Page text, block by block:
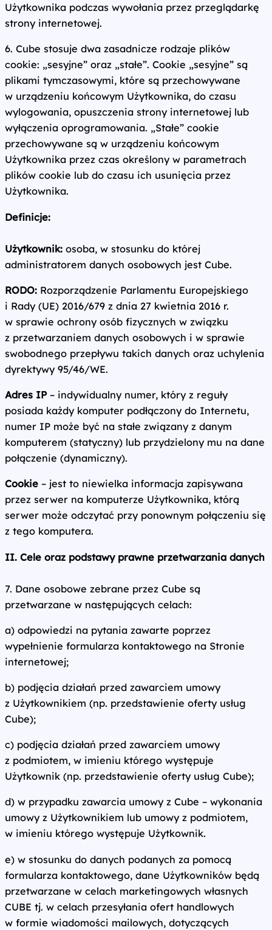
Użytkownika podczas wywołania przez przeglądarkę
strony internetowej.
6. Cube stosuje dwa zasadnicze rodzaje plików
cookie: „sesyjne” oraz „stałe”. Cookie „sesyjne” są
plikami tymczasowymi, które są przechowywane
w urządzeniu końcowym Użytkownika, do czasu
wylogowania, opuszczenia strony internetowej lub
wyłączenia oprogramowania. „Stałe” cookie
przechowywane są w urządzeniu końcowym
Użytkownika przez czas określony w parametrach
plików cookie lub do czasu ich usunięcia przez
Użytkownika.
Definicje:
Użytkownik: osoba, w stosunku do której
administratorem danych osobowych jest Cube.
RODO: Rozporządzenie Parlamentu Europejskiego
i Rady (UE) 2016/679 z dnia 27 kwietnia 2016 r.
w sprawie ochrony osób fizycznych w związku
z przetwarzaniem danych osobowych i w sprawie
swobodnego przepływu takich danych oraz uchylenia
dyrektywy 95/46/WE.
Adres IP– indywidualny numer, który z reguły
posiada każdy komputer podłączony do Internetu,
numer IP może być na stałe związany z danym
komputerem (statyczny) lub przydzielony mu na dane
połączenie (dynamiczny).
Cookie – jest to niewielka informacja zapisywana
przez serwer na komputerze Użytkownika, którą
serwer może odczytać przy ponownym połączeniu się
z tego komputera.
II. Cele oraz podstawy prawne przetwarzania danych
7. Dane osobowe zebrane przez Cube są
przetwarzane w następujących celach:
a) odpowiedzi na pytania zawarte poprzez
wypełnienie formularza kontaktowego na Stronie
internetowej;
b) podjęcia działań przed zawarciem umowy
z Użytkownikiem (np. przedstawienie oferty usług
Cube);
c) podjęcia działań przed zawarciem umowy
z podmiotem, w imieniu którego występuje
Użytkownik (np. przedstawienie oferty usług Cube);
d) w przypadku zawarcia umowy z Cube – wykonania
umowy z Użytkownikiem lub umowy z podmiotem,
w imieniu którego występuje Użytkownik.
e) w stosunku do danych podanych za pomocą
formularza kontaktowego, dane Użytkowników będą
przetwarzane w celach marketingowych własnych
CUBE tj. w celach przesyłania ofert handlowych
w formie wiadomości mailowych, dotyczących